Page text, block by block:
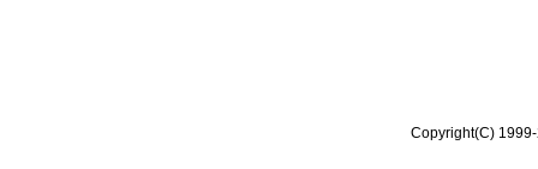
Copyright(C)